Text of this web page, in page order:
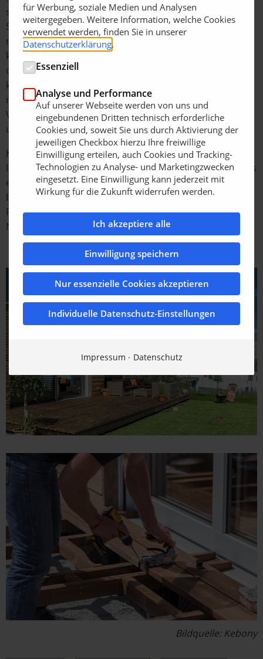
sondern auch die Dielen selbst. Thomas Wilper,
Sachverständiger für Terrassen sagt dazu: „Viele wissen
nicht, dass das hierfür teilweise eingesetzte Bangkirai
keine bewährte und zugelassene Holzart nach den
derzeit gültigen Normen und Regelwerken ist und auch
keine allgemeine bauaufsichtliche Zulassung hat. Damit
realisierte Bauwerke genügen nicht den rechtlichen
Vorschriften, und es besteht die Gefahr, dass teure Aus-
und Einbaukosten entstehen können.“
Kebony hat auf der Messe GALABAU 2018 die
Innovationsmedaille für Kebony Clear (22 x 142 mm), das
erste modifizierte Terrassenholz mit allgemeiner
bauaufsichtlicher Zulassung (abZ), erhalten.
Planungssicherheit für den Landschaftsgärtner und der
Nachhaltigkeitsaspekt hatten die Jury überzeugt.
Bildquelle: Kebony
für Werbung, soziale Medien und Analysen
weitergegeben. Weitere Information, welche Cookies
verwendet werden, finden Sie in unserer
Datenschutzerklärung.
Essenziell
Analyse und Performance
Auf unserer Webseite werden von uns und
eingebundenen Dritten technisch erforderliche
Cookies und, soweit Sie uns durch Aktivierung der
jeweiligen Checkbox hierzu Ihre freiwillige
Einwilligung erteilen, auch Cookies und Tracking-
Technologien zu Analyse- und Marketingzwecken
eingesetzt. Eine Einwilligung kann jederzeit mit
Wirkung für die Zukunft widerrufen werden.
Ich akzeptiere alle
Einwilligung speichern
Nur essenzielle Cookies akzeptieren
Individuelle Datenschutz-Einstellungen
Impressum Datenschutz